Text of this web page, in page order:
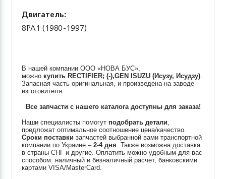
Двигатель:
8PA1 (1980-1997)
В нашей компании ООО «НОВА БУС»,
можно купить RECTIFIER; (-),GEN ISUZU (Исузу, Исудзу).
Запасная часть оригинальная, и произведена на заводе
изготовителя.
Все запчасти с нашего каталога доступны для заказа!
Наши специалисты помогут подобрать детали,
предложат оптимальное соотношение цена/качество.
Сроки поставки запчастей выбранной вами транспортной
компании по Украине –2-4 дня. Также возможна доставка
в страны СНГ и другие. Оплатить можно удобным для вас
способом: наличный и безналичный расчет, банковскими
картами VISA/MasterCard.